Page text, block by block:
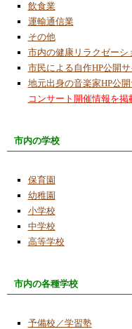
飲食業
運輸通信業
その他
市内の健康リラクゼーシ
市民による自作HP公開サ
地元出身の音楽家HP公開
コンサート開催情報を掲
市内の学校
保育園
幼稚園
小学校
中学校
高等学校
市内の各種学校
予備校／学習塾